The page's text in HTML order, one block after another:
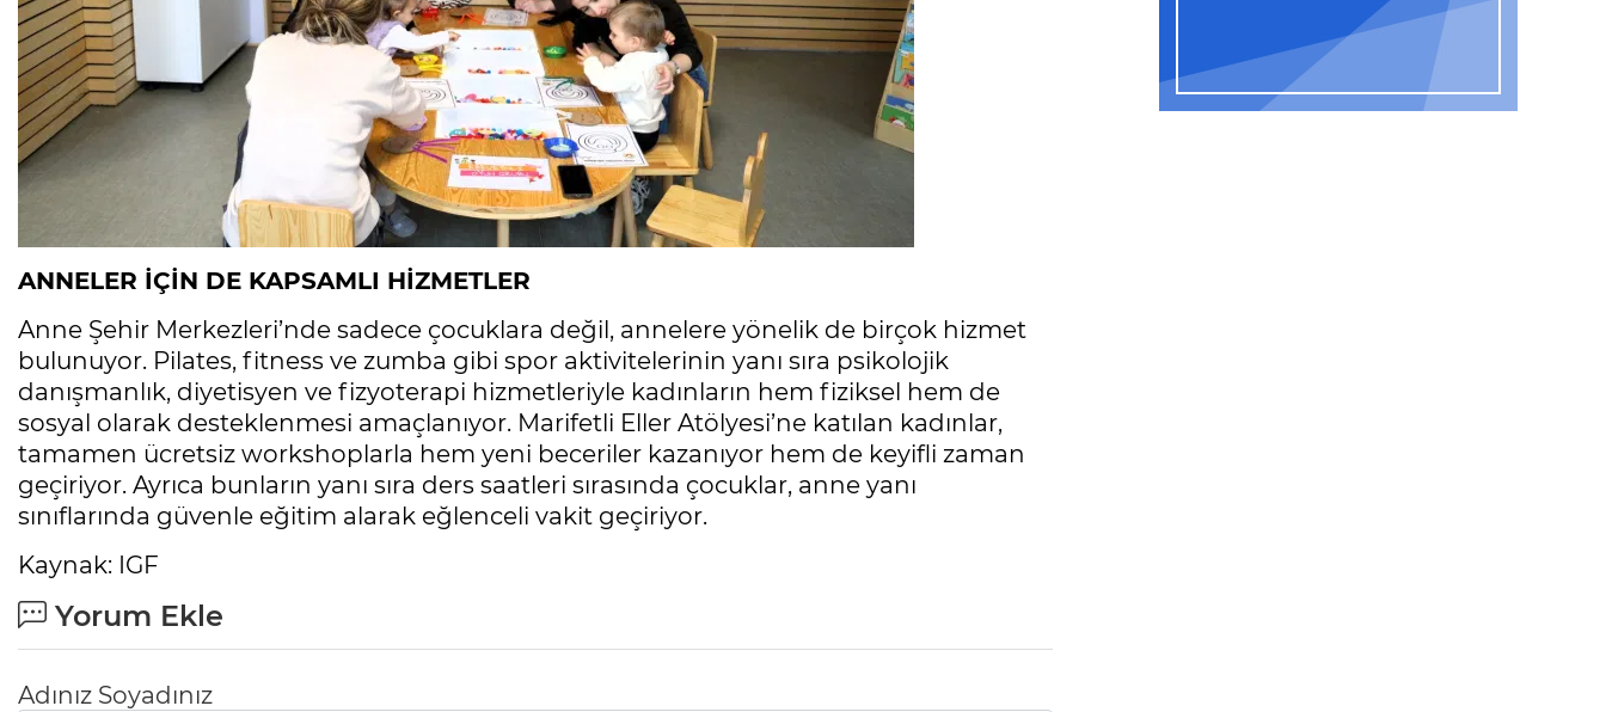
ANNELER İÇİN DE KAPSAMLI HİZMETLER
Anne Şehir Merkezleri’nde sadece çocuklara değil, annelere yönelik de birçok hizmet
bulunuyor. Pilates, fitness ve zumba gibi spor aktivitelerinin yanı sıra psikolojik
danışmanlık, diyetisyen ve fizyoterapi hizmetleriyle kadınların hem fiziksel hem de
sosyal olarak desteklenmesi amaçlanıyor. Marifetli Eller Atölyesi’ne katılan kadınlar,
tamamen ücretsiz workshoplarla hem yeni beceriler kazanıyor hem de keyifli zaman
geçiriyor. Ayrıca bunların yanı sıra ders saatleri sırasında çocuklar, anne yanı
sınıflarında güvenle eğitim alarak eğlenceli vakit geçiriyor.
Kaynak: IGF
Yorum Ekle
Adınız Soyadınız